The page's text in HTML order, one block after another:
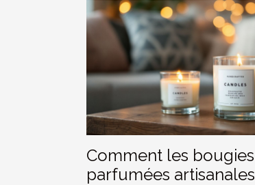
Comment les bougies
parfumées artisanales